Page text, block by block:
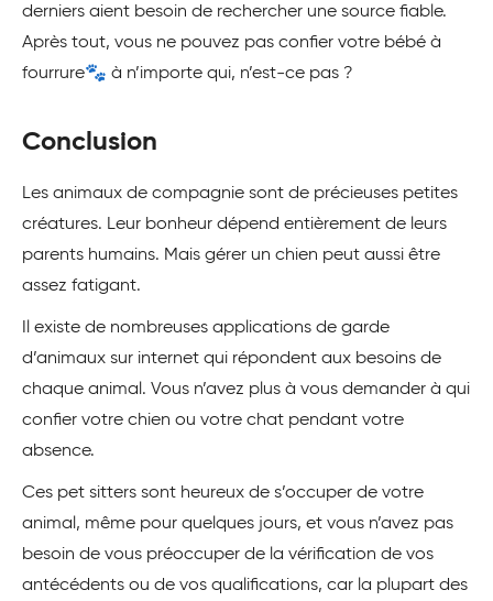
derniers aient besoin de rechercher une source fiable.
Après tout, vous ne pouvez pas confier votre bébé à
fourrure🐾 à n’importe qui, n’est-ce pas ?
Conclusion
Les animaux de compagnie sont de précieuses petites
créatures. Leur bonheur dépend entièrement de leurs
parents humains. Mais gérer un chien peut aussi être
assez fatigant.
Il existe de nombreuses applications de garde
d’animaux sur internet qui répondent aux besoins de
chaque animal. Vous n’avez plus à vous demander à qui
confier votre chien ou votre chat pendant votre
absence.
Ces pet sitters sont heureux de s’occuper de votre
animal, même pour quelques jours, et vous n’avez pas
besoin de vous préoccuper de la vérification de vos
antécédents ou de vos qualifications, car la plupart des